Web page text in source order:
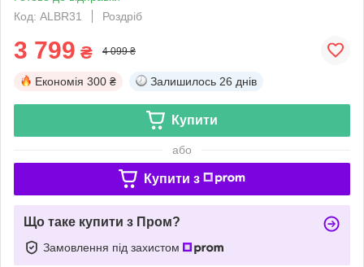
Код: ALBR31
Роздріб
3 799 ₴ 4 099 ₴
Економія 300 ₴ Залишилось 26 днів
Купити
або
Купити з
Що таке купити з Пром?
Замовлення під захистом